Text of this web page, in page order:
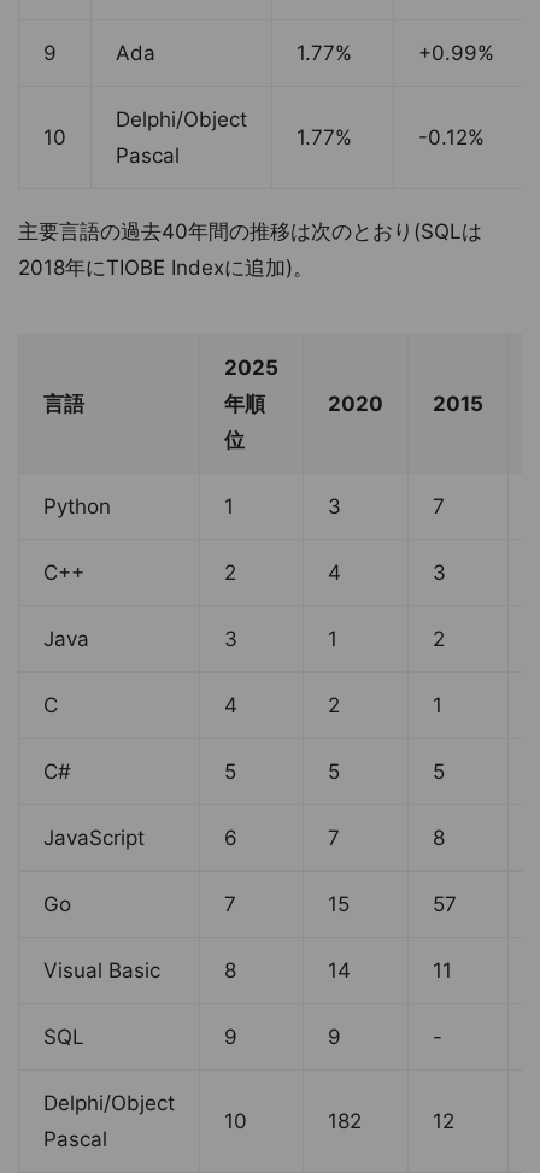
9 Ada 1.77% +0.99%
10
Delphi/Object
Pascal
1.77% -0.12%
主要言語の過去40年間の推移は次のとおり(SQLは
2018年にTIOBE Indexに追加)。
言語
2025
年順
位
2020 2015
Python 1 3 7
C++ 2 4 3
Java 3 1 2
C 4 2 1
C# 5 5 5
JavaScript 6 7 8
Go 7 15 57
Visual Basic 8 14 11
SQL 9 9 -
Delphi/Object
Pascal
10 182 12